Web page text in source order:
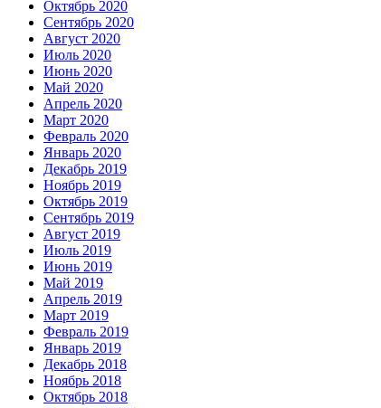
Октябрь 2020
Сентябрь 2020
Август 2020
Июль 2020
Июнь 2020
Май 2020
Апрель 2020
Март 2020
Февраль 2020
Январь 2020
Декабрь 2019
Ноябрь 2019
Октябрь 2019
Сентябрь 2019
Август 2019
Июль 2019
Июнь 2019
Май 2019
Апрель 2019
Март 2019
Февраль 2019
Январь 2019
Декабрь 2018
Ноябрь 2018
Октябрь 2018